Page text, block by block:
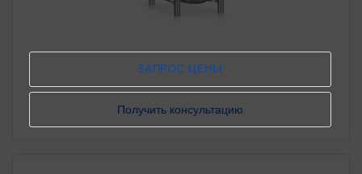
ЗАПРОС ЦЕНЫ
Получить консультацию